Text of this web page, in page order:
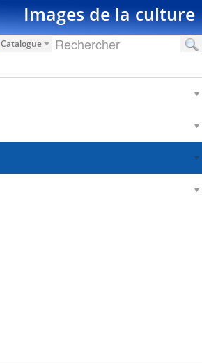
Images de la culture
Catalogue